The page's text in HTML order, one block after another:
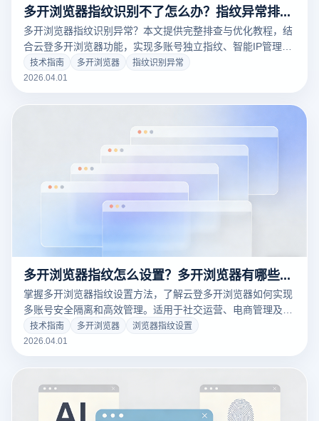
多开浏览器指纹识别不了怎么办？指纹异常排查与环境优化教程
多开浏览器指纹识别异常？本文提供完整排查与优化教程，结
合云登多开浏览器功能，实现多账号独立指纹、智能IP管理和
稳定操作，助力安全高效多开体验。
技术指南 多开浏览器
指纹识别异常
2026.04.01
多开浏览器指纹怎么设置？多开浏览器有哪些软件好用？
掌握多开浏览器指纹设置方法，了解云登多开浏览器如何实现
多账号安全隔离和高效管理。适用于社交运营、电商管理及数
据采集，提升工作效率与账号安全性，立即下载体验专业多开
功能。
技术指南 多开浏览器
浏览器指纹设置
2026.04.01